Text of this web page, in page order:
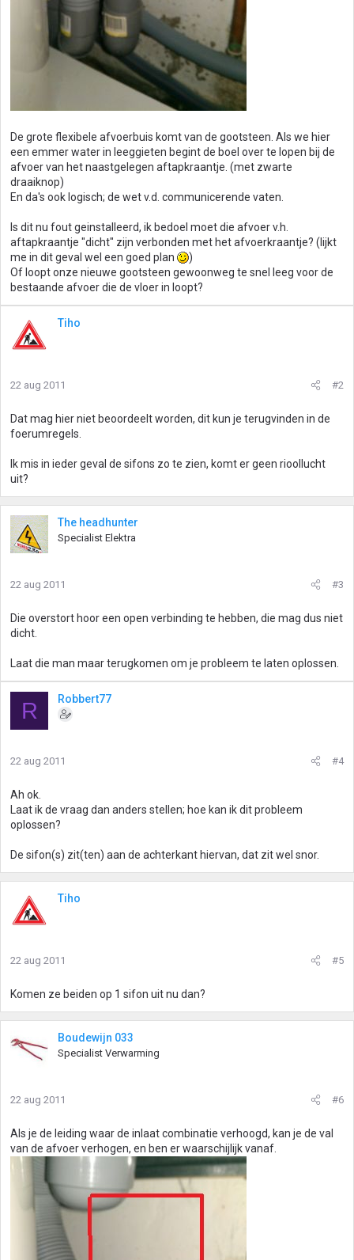
De grote flexibele afvoerbuis komt van de gootsteen. Als we hier
een emmer water in leeggieten begint de boel over te lopen bij de
afvoer van het naastgelegen aftapkraantje. (met zwarte
draaiknop)
En da's ook logisch; de wet v.d. communicerende vaten.
Is dit nu fout geinstalleerd, ik bedoel moet die afvoer v.h.
aftapkraantje "dicht" zijn verbonden met het afvoerkraantje? (lijkt
me in dit geval wel een goed plan
)
Of loopt onze nieuwe gootsteen gewoonweg te snel leeg voor de
bestaande afvoer die de vloer in loopt?
Tiho
22 aug 2011 #2
Dat mag hier niet beoordeelt worden, dit kun je terugvinden in de
foerumregels.
Ik mis in ieder geval de sifons zo te zien, komt er geen rioollucht
uit?
The headhunter
Specialist Elektra
22 aug 2011 #3
Die overstort hoor een open verbinding te hebben, die mag dus niet
dicht.
Laat die man maar terugkomen om je probleem te laten oplossen.
R Robbert77
22 aug 2011 #4
Ah ok.
Laat ik de vraag dan anders stellen; hoe kan ik dit probleem
oplossen?
De sifon(s) zit(ten) aan de achterkant hiervan, dat zit wel snor.
Tiho
22 aug 2011 #5
Komen ze beiden op 1 sifon uit nu dan?
Boudewijn 033
Specialist Verwarming
22 aug 2011 #6
Als je de leiding waar de inlaat combinatie verhoogd, kan je de val
van de afvoer verhogen, en ben er waarschijlijk vanaf.